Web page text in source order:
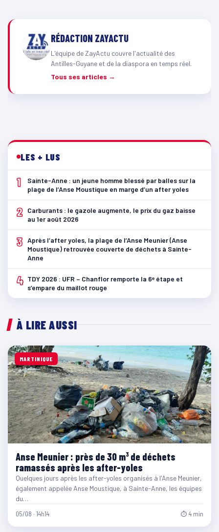
RÉDACTION ZAYACTU
L'équipe de ZayActu couvre l'actualité des
Antilles-Guyane et de la diaspora en temps réel.
Tous ses articles →
LES + LUS
1
Sainte-Anne : un jeune homme blessé par balles sur la
plage de l’Anse Moustique en marge d’un after yoles
2
Carburants : le gazole augmente, le prix du gaz baisse
au 1er août 2026
3 Après l’after yoles, la plage de l’Anse Meunier (Anse
Moustique) retrouvée couverte de déchets à Sainte-
Anne
4 TDY 2026 : UFR – Chanflor remporte la 6ᵉ étape et
s’empare du maillot rouge
À LIRE AUSSI
MARTINIQUE
Anse Meunier : près de 30 m³ de déchets
ramassés après les after-yoles
Quelques jours après les after-yoles organisés à l'Anse Meunier,
également appelée Anse Moustique, à Sainte-Anne, les équipes
du…
05/08 · 14h14 ⏱ 4 min